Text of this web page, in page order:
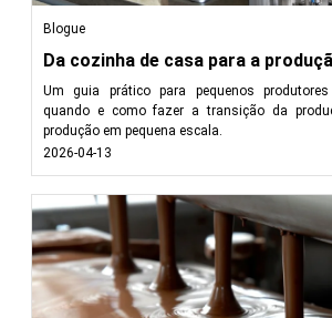
Blogue
Da cozinha de casa para a
Um guia prático para pequenos
quando e como fazer a transição da
produção em pequena escala.
2026-04-13